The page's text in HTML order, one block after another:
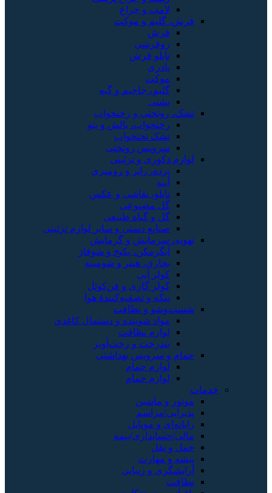
لامپ و چراغ
فرش، گلیم و موکت
فرش
روفرشی
تابلو فرش
پادری
موکت
گلیم، جاجیم و گبه
پشتی
تشک، روتختی و رختخواب
رختخواب، بالش و پتو
تشک تختخواب
سرویس روتختی
لوازم دکوری و تزئینی
پرده، رانر و رومیزی
آینه
تابلو، نقاشی و عکس
گل مصنوعی
گل و گیاه طبیعی
صنایع دستی و سایر لوازم تزئینی
تهویه، سرمایش و گرمایش
آبگرمکن، پکیج و شوفاژ
بخاری، هیتر و شومینه
کولر آبی
کولر گازی و فن‌کوئل
پنکه و تصفیه‌کنندهٔ هوا
شست‌وشو و نظافت
مواد شوینده و دستمال کاغذی
لوازم نظافت
بندرخت و رخت‌آویز
حمام و سرویس بهداشتی
لوازم حمام
لوازم حمام
خدمات
موتور و ماشین
پذیرایی/مراسم
رایانه‌ای و موبایل
مالی/حسابداری/بیمه
حمل و نقل
پیشه و مهارت
آرایشگری و زیبایی
نظافت